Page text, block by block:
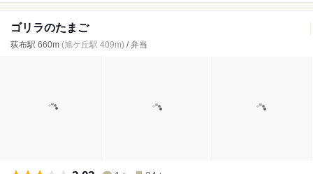
ゴリラのたまご
荻布駅 660m (旭ケ丘駅 409m) / 弁当